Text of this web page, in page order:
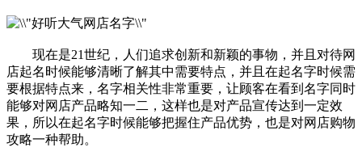
现在是21世纪，人们追求创新和新颖的事物，并且对待网
店起名时候能够清晰了解其中需要特点，并且在起名字时候需
要根据特点来，名字相关性非常重要，让顾客在看到名字同时
能够对网店产品略知一二，这样也是对产品宣传达到一定效
果，所以在起名字时候能够把握住产品优势，也是对网店购物
攻略一种帮助。